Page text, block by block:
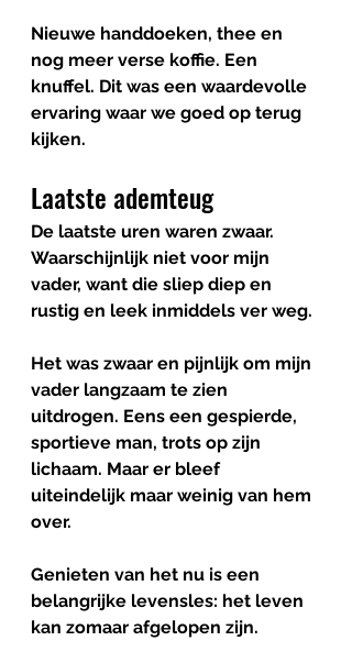
Nieuwe handdoeken, thee en
nog meer verse koffie. Een
knuffel. Dit was een waardevolle
ervaring waar we goed op terug
kijken.
Laatste ademteug
De laatste uren waren zwaar.
Waarschijnlijk niet voor mijn
vader, want die sliep diep en
rustig en leek inmiddels ver weg.
Het was zwaar en pijnlijk om mijn
vader langzaam te zien
uitdrogen. Eens een gespierde,
sportieve man, trots op zijn
lichaam. Maar er bleef
uiteindelijk maar weinig van hem
over.
Genieten van het nu is een
belangrijke levensles: het leven
kan zomaar afgelopen zijn.